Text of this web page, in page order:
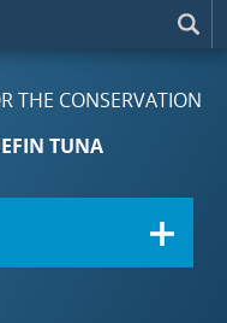
THE CONSERVATION
TUNA